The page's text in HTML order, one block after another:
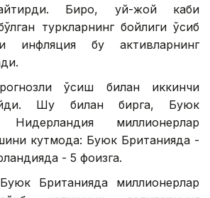
Бироқ, уй-жой каби
туркларнинг бойлиги ўсиб
инфляция бу активларнинг
ўсиш билан иккинчи
Шу билан бирга, Буюк
миллионерлар
кутмоқда: Буюк Британияда -
- 5 фоизга.
Британияда миллионерлар